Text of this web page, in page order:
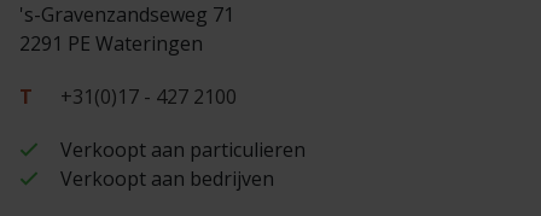
Hang- & sluitwerk
Diensten
Technische documentatie
Utiliteitsgebouw
Prefab woning
Projectontwikkelaar
Handelspartner
Geluidwerend
Rookwerend
Duurzaamheid
Inspiratie
Verkooppunten
Veelgestelde vragen
Duurzaamheid
GND Garantiedeuren
Werken bij Berkvens
's-Gravenzandseweg 71
2291 PE Wateringen
T
+31(0)17 - 427 2100
Verkoopt aan particulieren
Verkoopt aan bedrijven